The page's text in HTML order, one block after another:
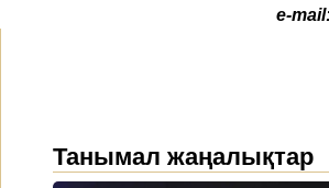
e-
Танымал жаңалықтар